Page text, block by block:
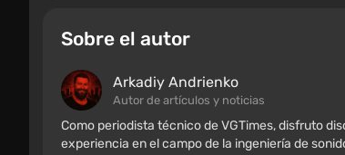
Sobre el autor
Arkadiy Andrienko
Autor de artículos y noticias
Como periodista técnico de VGTimes, disfruto
experiencia en el campo de la ingeniería de